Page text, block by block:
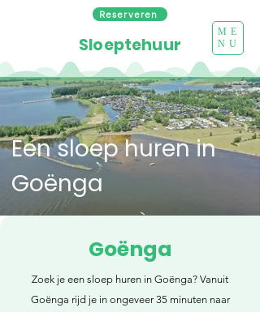
Reserveren
ME
NU
Sloeptehuur
Een sloep huren in
Goënga
Goënga
Zoek je een sloep huren in Goënga? Vanuit
Goënga rijd je in ongeveer 35 minuten naar